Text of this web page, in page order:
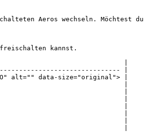
Aeros wechseln.
kannst.
|
|
alt="" data-size="original"> |
|
|
|
|
|
|
|